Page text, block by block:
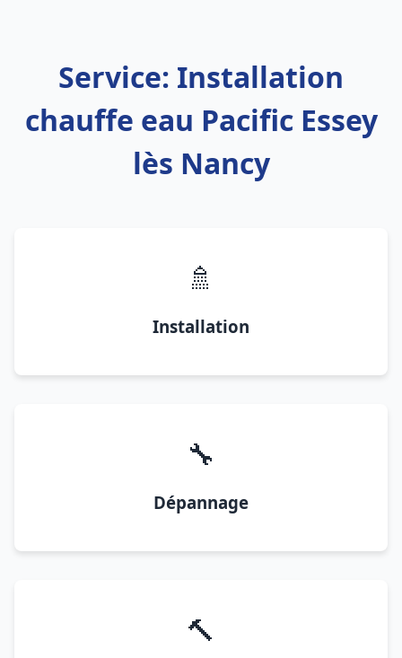
Service: Installation
chauffe eau Pacific Essey
lès Nancy
🚿
Installation
🔧
Dépannage
🔨